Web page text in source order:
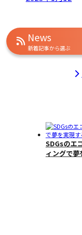
News
新着記事から選ぶ
SDGsのエ
ィングで